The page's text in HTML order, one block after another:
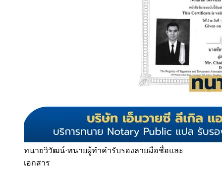
ทนายวิวัฒน์·ทนายผู้ทำคำรับรองลายมือชื่อและ
เอกสาร